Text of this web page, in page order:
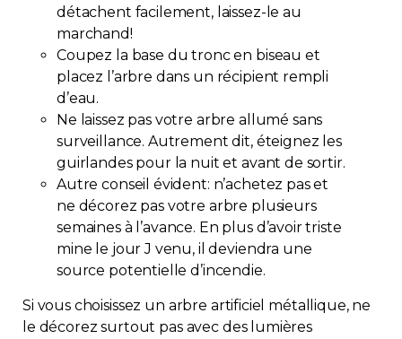
détachent facilement, laissez-le au
marchand!
Coupez la base du tronc en biseau et
placez l’arbre dans un récipient rempli
d’eau.
Ne laissez pas votre arbre allumé sans
surveillance. Autrement dit, éteignez les
guirlandes pour la nuit et avant de sortir.
Autre conseil évident: n’achetez pas et
ne décorez pas votre arbre plusieurs
semaines à l’avance. En plus d’avoir triste
mine le jour J venu, il deviendra une
source potentielle d’incendie.
Si vous choisissez un arbre artificiel métallique, ne
le décorez surtout pas avec des lumières